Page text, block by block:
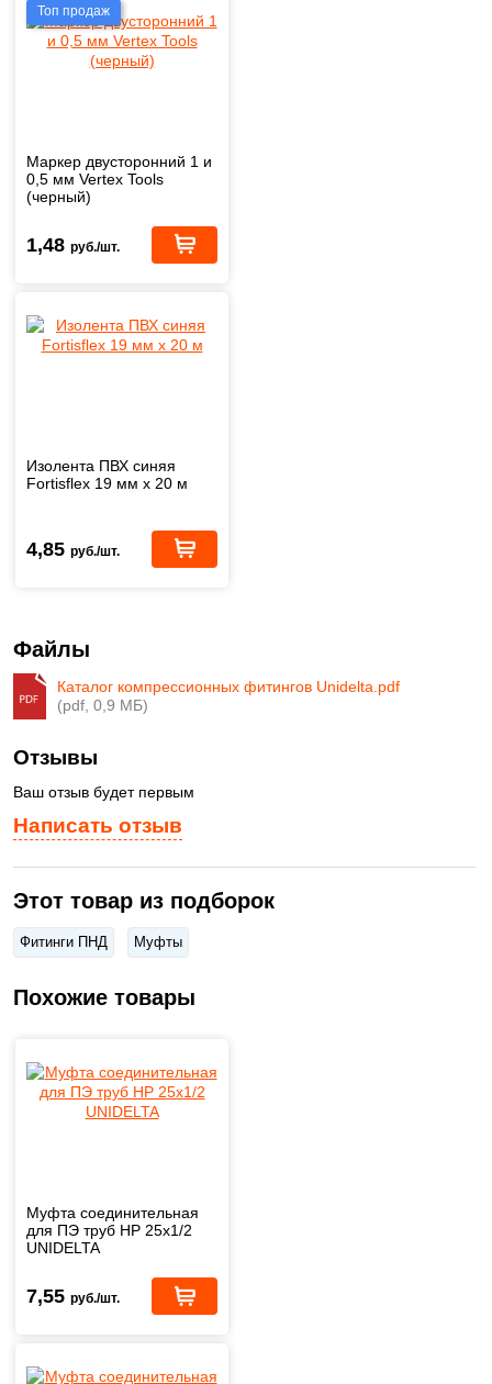
Топ продаж
Маркер двусторонний 1 и
0,5 мм Vertex Tools
(черный)
1,48 руб./шт.
Изолента ПВХ синяя
Fortisflex 19 мм х 20 м
4,85 руб./шт.
Файлы
Каталог компрессионных фитингов Unidelta.pdf
(pdf, 0,9 МБ)
Написать отзыв
Отзывы
Ваш отзыв будет первым
Этот товар из подборок
Фитинги ПНД Муфты
Похожие товары
Муфта соединительная
для ПЭ труб НР 25х1/2
UNIDELTA
7,55 руб./шт.